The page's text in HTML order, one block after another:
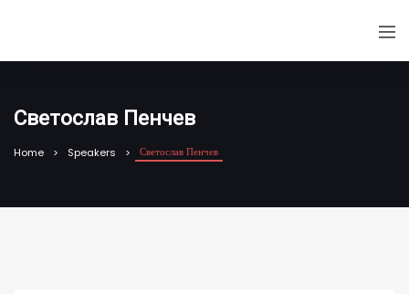
Светослав Пенчев
Home Speakers Светослав Пенчев